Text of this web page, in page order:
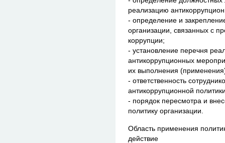
реализацию
- определение и
организации, связанных с
коррупции;
- установление перечня
антикоррупционных
их выполнения
- ответственность
антикоррупционной
- порядок пересмотра и
политику организации.
Область применения
действие